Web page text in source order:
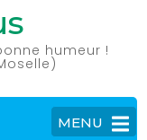
humeur !
MENU